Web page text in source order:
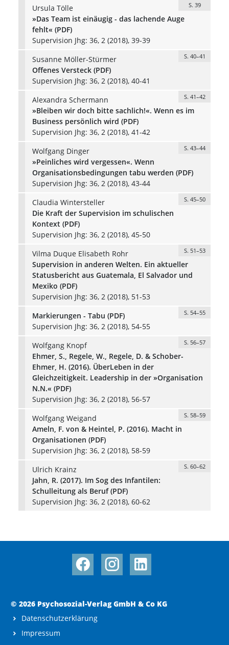
Ursula Tölle
S. 39
»Das Team ist einäugig - das lachende Auge
fehlt« (PDF)
Supervision Jhg: 36, 2 (2018), 39-39
Susanne Möller-Stürmer
S. 40–41
Offenes Versteck (PDF)
Supervision Jhg: 36, 2 (2018), 40-41
Alexandra Schermann
S. 41–42
»Bleiben wir doch bitte sachlich!«. Wenn es im
Business persönlich wird (PDF)
Supervision Jhg: 36, 2 (2018), 41-42
Wolfgang Dinger
S. 43–44
»Peinliches wird vergessen«. Wenn
Organisationsbedingungen tabu werden (PDF)
Supervision Jhg: 36, 2 (2018), 43-44
Claudia Wintersteller
S. 45–50
Die Kraft der Supervision im schulischen
Kontext (PDF)
Supervision Jhg: 36, 2 (2018), 45-50
Vilma Duque Elisabeth Rohr
S. 51–53
Supervision in anderen Welten. Ein aktueller
Statusbericht aus Guatemala, El Salvador und
Mexiko (PDF)
Supervision Jhg: 36, 2 (2018), 51-53
S. 54–55
Markierungen - Tabu (PDF)
Supervision Jhg: 36, 2 (2018), 54-55
Wolfgang Knopf
S. 56–57
Ehmer, S., Regele, W., Regele, D. & Schober-
Ehmer, H. (2016). ÜberLeben in der
Gleichzeitigkeit. Leadership in der »Organisation
N.N.« (PDF)
Supervision Jhg: 36, 2 (2018), 56-57
Wolfgang Weigand
S. 58–59
Ameln, F. von & Heintel, P. (2016). Macht in
Organisationen (PDF)
Supervision Jhg: 36, 2 (2018), 58-59
Ulrich Krainz
S. 60–62
Jahn, R. (2017). Im Sog des Infantilen:
Schulleitung als Beruf (PDF)
Supervision Jhg: 36, 2 (2018), 60-62
© 2026 Psychosozial-Verlag GmbH & Co KG
Datenschutzerklärung
Impressum